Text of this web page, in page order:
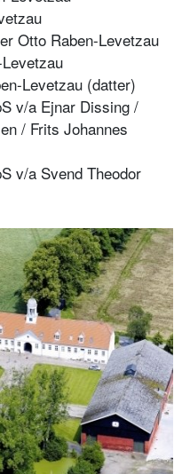
Otto Raben-Levetzau
Levetzau (datter)
v/a Ejnar Dissing /
/ Frits Johannes
v/a Svend Theodor